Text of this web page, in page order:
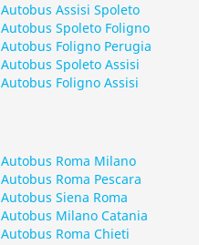
Autobus Assisi Spoleto
Autobus Spoleto Foligno
Autobus Foligno Perugia
Autobus Spoleto Assisi
Autobus Foligno Assisi
Autobus Roma Milano
Autobus Roma Pescara
Autobus Siena Roma
Autobus Milano Catania
Autobus Roma Chieti